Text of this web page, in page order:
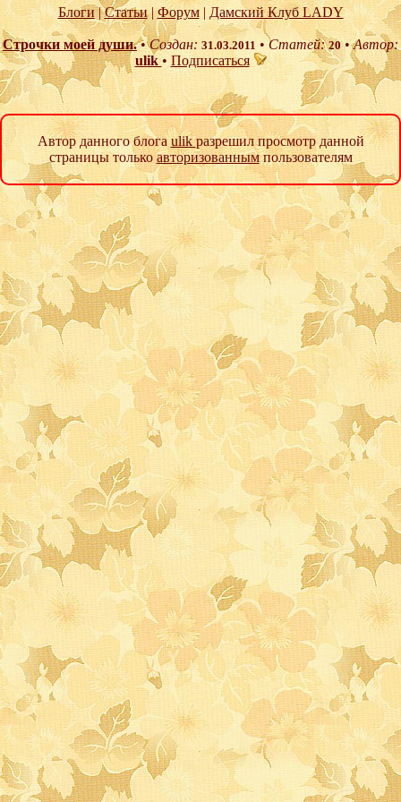
Блоги|Статьи|Форум| Дамский Клуб LADY
Строчки моей души.•Создан: 31.03.2011 • Статей: 20•Автор:
ulik • Подписаться
Автор данного блогаulikразрешил просмотр данной
страницы только авторизованнымпользователям